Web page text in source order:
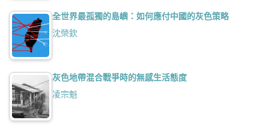
全世界最孤獨的島嶼：如何應付中國的灰色策略
沈榮欽
灰色地帶混合戰爭時的無感生活態度
凌宗魁